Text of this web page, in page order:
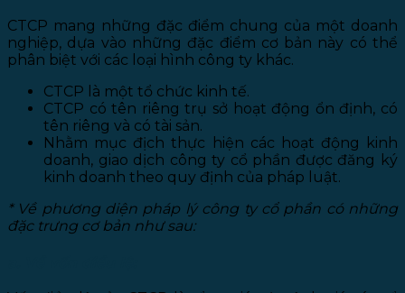
CTCP mang những đặc điểm chung của một doanh
nghiệp, dựa vào những đặc điểm cơ bản này có thể
phân biệt với các loại hình công ty khác.
CTCP là một tổ chức kinh tế.
CTCP có tên riêng trụ sở hoạt động ổn định, có
tên riêng và có tài sản.
Nhằm mục địch thực hiện các hoạt động kinh
doanh, giao dịch công ty cổ phần được đăng ký
kinh doanh theo quy định của pháp luật.
* Về phương diện pháp lý công ty cổ phần có những
đặc trưng cơ bản như sau: